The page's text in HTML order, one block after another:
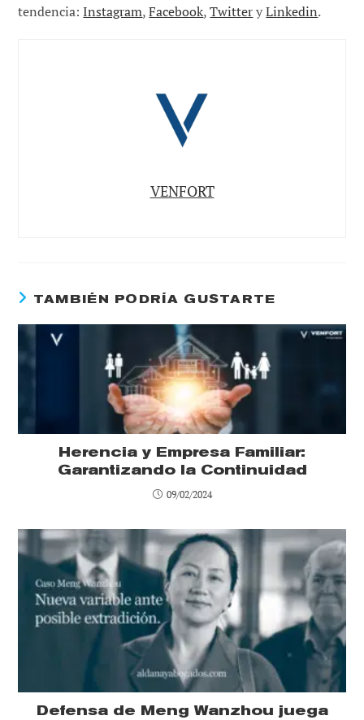
tendencia:Instagram,Facebook,TwitteryLinkedin.
VENFORT
TAMBIÉN PODRÍA GUSTARTE
Herencia y Empresa Familiar:
Garantizando la Continuidad
09/02/2024
Defensa de Meng Wanzhou juega